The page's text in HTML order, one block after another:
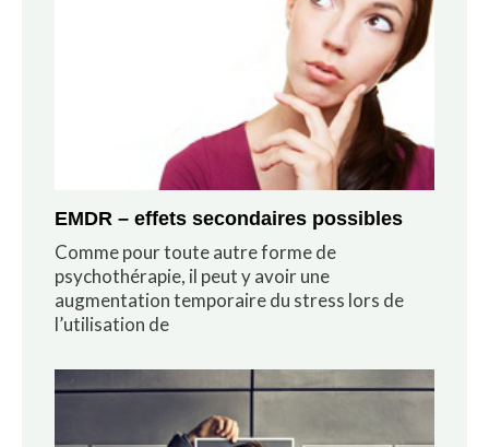
EMDR – effets secondaires possibles
Comme pour toute autre forme de
psychothérapie, il peut y avoir une
augmentation temporaire du stress lors de
l’utilisation de